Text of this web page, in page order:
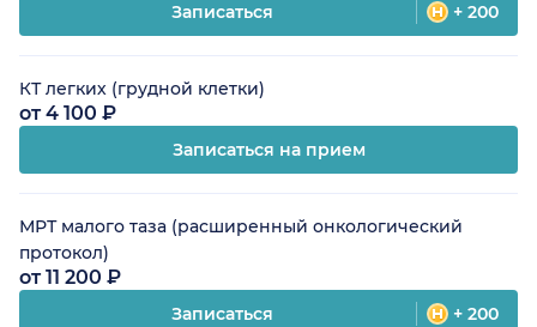
Записаться + 200
КТ легких (грудной клетки)
от 4 100 ₽
Записаться на прием
МРТ малого таза (расширенный онкологический
протокол)
от 11 200 ₽
Записаться + 200